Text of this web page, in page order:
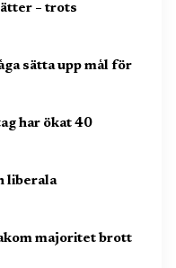
– trots
sätta upp mål för
har ökat 40
liberala
majoritet brott